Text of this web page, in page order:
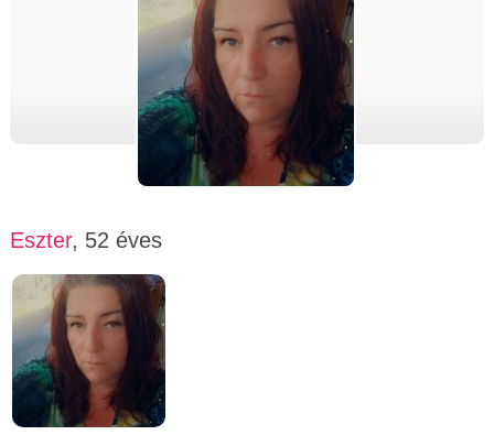
Eszter, 52 éves